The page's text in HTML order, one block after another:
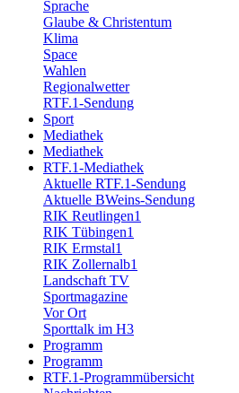
Sprache
Glaube & Christentum
Klima
Space
Wahlen
Regionalwetter
RTF.1-Sendung
Sport
Mediathek
Mediathek
RTF.1-Mediathek
Aktuelle RTF.1-Sendung
Aktuelle BWeins-Sendung
RIK Reutlingen1
RIK Tübingen1
RIK Ermstal1
RIK Zollernalb1
Landschaft TV
Sportmagazine
Vor Ort
Sporttalk im H3
Programm
Programm
RTF.1-Programmübersicht